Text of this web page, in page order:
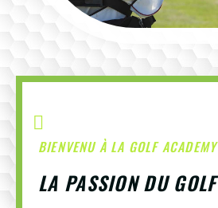
BIENVENU À LA GOLF ACADEMY
LA PASSION DU GOLF